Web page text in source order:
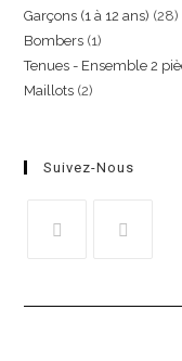
Garçons (1 à 12 ans) 28
Bombers 1
Tenues - Ensemble 2
Maillots 2
Suivez-Nous